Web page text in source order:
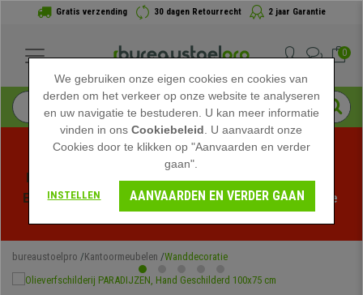
Gratis verzending 30 dagen Retourrecht 2 jaar Garantie
0
Profiteer van de Zomeruitverkoop bij bureaustoelpro!
Exclusieve kortingen voor een beperkte tijd - Bekijk de
bureaustoelpro Kantoormeubelen Wanddecoratie
We gebruiken onze eigen cookies en cookies van
derden om het verkeer op onze website te analyseren
en uw navigatie te bestuderen. U kan meer informatie
vinden in onsCookiebeleid . U aanvaardt onze
Cookies door te klikken op "Aanvaarden en verder
gaan".
INSTELLEN AANVAARDEN EN VERDER GAAN